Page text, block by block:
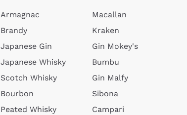
Armagnac
Brandy
Japanese Gin
Japanese Whisky
Scotch Whisky
Bourbon
Peated Whisky
Macallan
Kraken
Gin Mokey's
Bumbu
Gin Malfy
Sibona
Campari